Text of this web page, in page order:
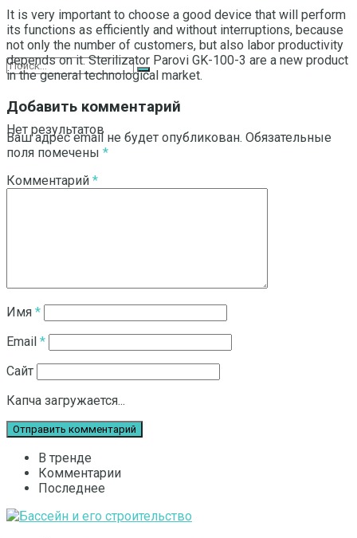
Нет результатов
Смотреть все результаты
It is very important to choose a good device that will perform
its functions as efficiently and without interruptions, because
not only the number of customers, but also labor productivity
depends on it.Sterilizator Parovі GK-100-3 are a new product
in the general technological market.
Добавить комментарий
Ваш адрес email не будет опубликован. Обязательные
поля помечены *
Комментарий *
Имя *
Email *
Сайт
Капча загружается...
В тренде
Комментарии
Последнее